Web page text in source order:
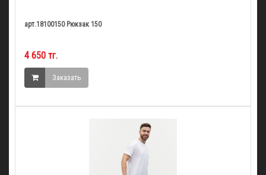
арт.18100150 Рюкзак 150
4 650 тг.
Заказать